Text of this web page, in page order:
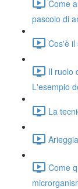
Come
pascolo di
Cos'è il
Il ruolo
L'esempio
La
Come